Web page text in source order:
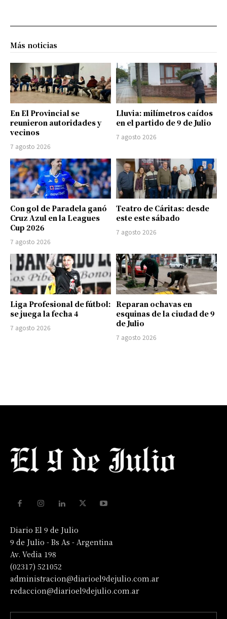
Más noticias
En El Provincial se
reunieron autoridades y
vecinos
7 agosto 2026
Lluvia: milímetros caídos
en el partido de 9 de Julio
7 agosto 2026
Con gol de Paradela ganó
Cruz Azul en la Leagues
Cup 2026
7 agosto 2026
Teatro de Cáritas: desde
este este sábado
7 agosto 2026
Liga Profesional de fútbol:
se juega la fecha 4
7 agosto 2026
Reparan ochavas en
esquinas de la ciudad de 9
de Julio
7 agosto 2026
Diario El 9 de Julio
9 de Julio - Bs As - Argentina
Av. Vedia 198
(02317) 521052
administracion@diarioel9dejulio.com.ar
redaccion@diarioel9dejulio.com.ar